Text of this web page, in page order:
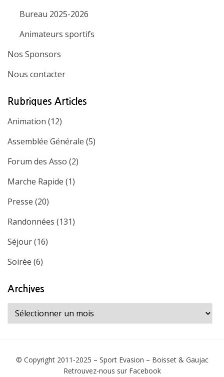
Bureau 2025-2026
Animateurs sportifs
Nos Sponsors
Nous contacter
Rubriques Articles
Animation (12)
Assemblée Générale (5)
Forum des Asso (2)
Marche Rapide (1)
Presse (20)
Randonnées (131)
Séjour(16)
Soirée (6)
Archives
Archives
© Copyright 2011-2025 – Sport Evasion – Boisset & Gaujac
Retrouvez-nous sur Facebook